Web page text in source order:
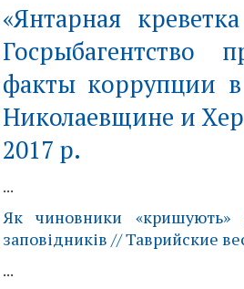
«Янтарная
Госрыбагентство
факты коррупции
Николаевщине и
2017 р.
...
Як чиновники «кришують»
заповідників // Таврийские
...